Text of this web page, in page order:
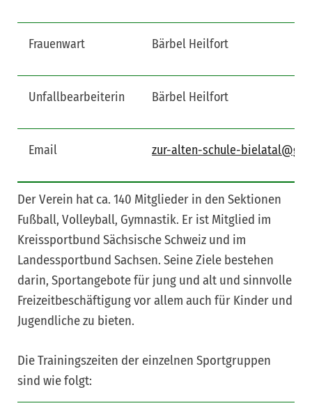
Frauenwart Bärbel Heilfort
Unfallbearbeiterin Bärbel Heilfort
Email zur-alten-schule-
Der Verein hat ca. 140 Mitglieder in den Sektionen
Fußball, Volleyball, Gymnastik. Er ist Mitglied im
Kreissportbund Sächsische Schweiz und im
Landessportbund Sachsen. Seine Ziele bestehen
darin, Sportangebote für jung und alt und sinnvolle
Freizeitbeschäftigung vor allem auch für Kinder und
Jugendliche zu bieten.
Die Trainingszeiten der einzelnen Sportgruppen
sind wie folgt: